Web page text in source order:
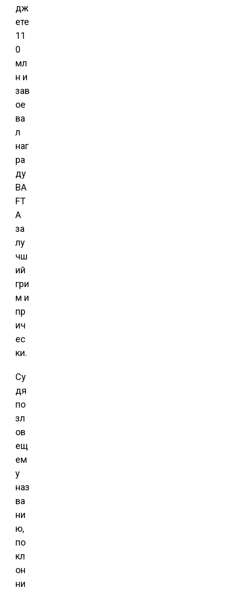
дж
ете
11
0
мл
н и
зав
ое
ва
л
наг
ра
ду
BA
FT
A
за
лу
чш
ий
гри
м и
пр
ич
ес
ки.
Су
дя
по
зл
ов
ещ
ем
у
наз
ва
ни
ю,
по
кл
он
ни